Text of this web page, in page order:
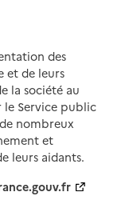
des
et de leurs
la société au
le Service public
nombreux
et
leurs aidants.